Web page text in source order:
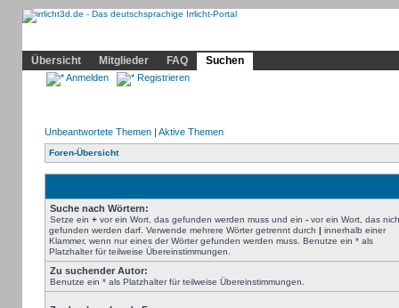
Übersicht
Mitglieder FAQ Suchen
Anmelden Registrieren
Unbeantwortete Themen| Aktive Themen
Foren-Übersicht
Suche nach Wörtern:
Setze ein +vor ein Wort, das gefunden werden muss und ein -vor ein Wort, das
gefunden werden darf. Verwende mehrere Wörter getrennt durch | innerhalb einer
Klammer, wenn nur eines der Wörter gefunden werden muss. Benutze ein * als
Platzhalter für teilweise Übereinstimmungen.
Zu suchender Autor:
Benutze ein * als Platzhalter für teilweise Übereinstimmungen.